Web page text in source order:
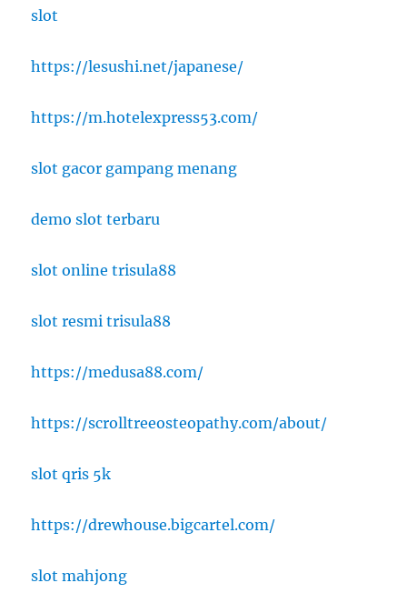
slot
https://lesushi.net/japanese/
https://m.hotelexpress53.com/
slot gacor gampang menang
demo slot terbaru
slot online trisula88
slot resmi trisula88
https://medusa88.com/
https://scrolltreeosteopathy.com/about/
slot qris 5k
https://drewhouse.bigcartel.com/
slot mahjong